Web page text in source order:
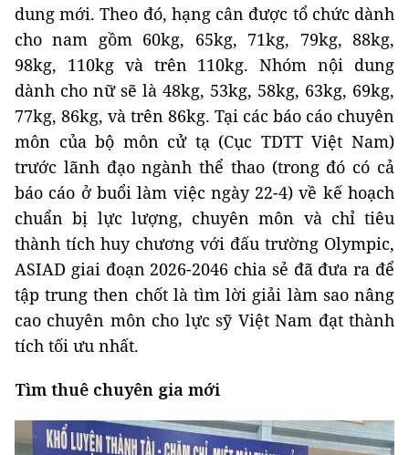
dung mới. Theo đó, hạng cân được tổ chức dành
cho nam gồm 60kg, 65kg, 71kg, 79kg, 88kg,
98kg, 110kg và trên 110kg. Nhóm nội dung
dành cho nữ sẽ là 48kg, 53kg, 58kg, 63kg, 69kg,
77kg, 86kg, và trên 86kg. Tại các báo cáo chuyên
môn của bộ môn cử tạ (Cục TDTT Việt Nam)
trước lãnh đạo ngành thể thao (trong đó có cả
báo cáo ở buổi làm việc ngày 22-4) về kế hoạch
chuẩn bị lực lượng, chuyên môn và chỉ tiêu
thành tích huy chương với đấu trường Olympic,
ASIAD giai đoạn 2026-2046 chia sẻ đã đưa ra để
tập trung then chốt là tìm lời giải làm sao nâng
cao chuyên môn cho lực sỹ Việt Nam đạt thành
tích tối ưu nhất.
Tìm thuê chuyên gia mới